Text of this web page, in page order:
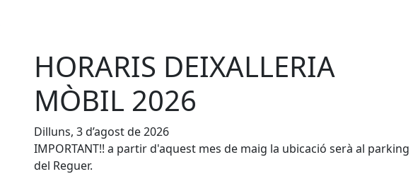
HORARIS DEIXALLERIA
MÒBIL 2026
Dilluns, 3 d’agost de 2026
IMPORTANT!! a partir d'aquest mes de maig la ubicació serà al parking
del Reguer.